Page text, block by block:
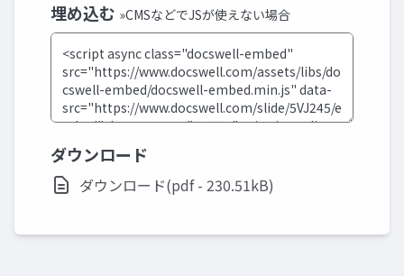
埋め込む »CMSなどでJSが使えない場合
ダウンロード
ダウンロード(pdf - 230.51kB)